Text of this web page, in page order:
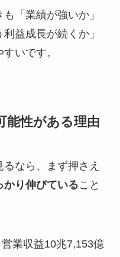
「業績が強いか」
益成長が続くか」
いです。
能性がある理由
なら、まず押さえ
かり伸びていること
業収益10兆7,153億